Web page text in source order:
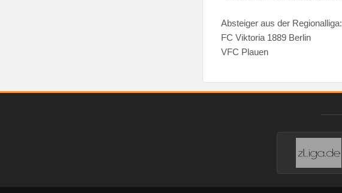
Absteiger aus der Regionalliga:
FC Viktoria 1889 Berlin
VFC Plauen